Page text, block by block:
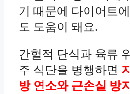
기 때문에 다이어트에
도 도움이 돼요.
간헐적 단식과 육류 위
주 식단을 병행하면 지
방 연소와 근손실 방지